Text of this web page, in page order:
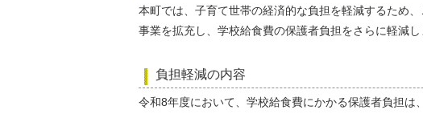
本町では、子育て世帯の経済的な負担を軽減するため
事業を拡充し、学校給食費の保護者負担をさらに軽減し
負担軽減の内容
令和8年度において、学校給食費にかかる保護者負担は、